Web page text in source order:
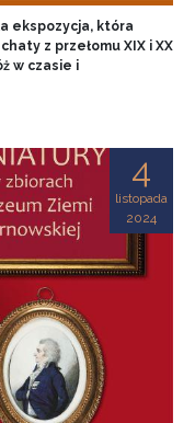
ekspozycja, która
z przełomu XIX i XX
w czasie i
4
listopada
2024